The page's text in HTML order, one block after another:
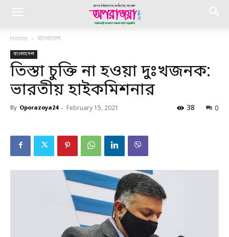
Home বাংলাদেশ
বাংলাদেশ
তিস্তা চুক্তি না হওয়া দুঃখজনক:
ভারতীয় হাইকমিশনার
By Oporazoya24 - February 15, 2021 0
38